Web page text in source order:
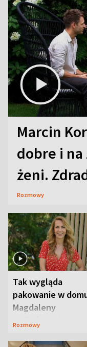
Marcin
dobre i na
żeni.
Rozmowy
Tak wygląda
pakowanie w
Magdaleny
Waligórskiej-
Rozmowy